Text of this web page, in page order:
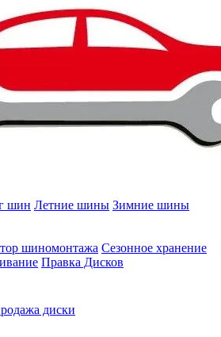
шин Летние шины Зимние шины
шиномонтажа Сезонное хранение
Правка Дисков
диски